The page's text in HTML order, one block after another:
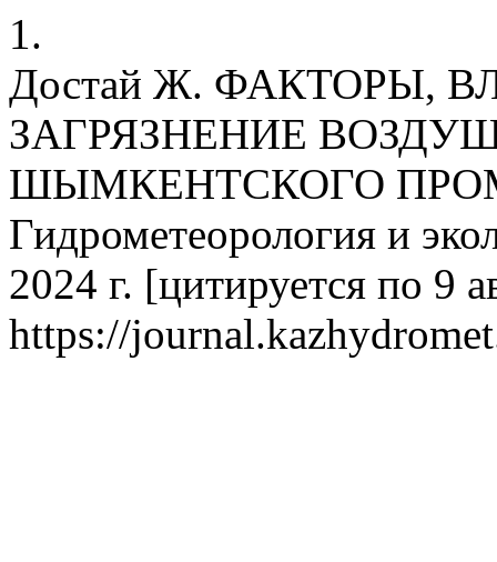
1.
Достай Ж. ФАКТОРЫ,
ЗАГРЯЗНЕНИЕ
ШЫМКЕНТСКОГО
Гидрометеорология и
2024 г. [цитируется по 9
https://